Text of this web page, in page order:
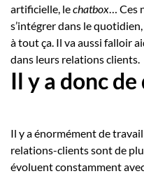
artificielle, lechatbox… Ces
s’intégrer dans le
à tout ça. Il va aussi falloir
dans leurs relations clients.
Il y a donc
Il y a énormément de
relations-clients sont de
évoluent constamment